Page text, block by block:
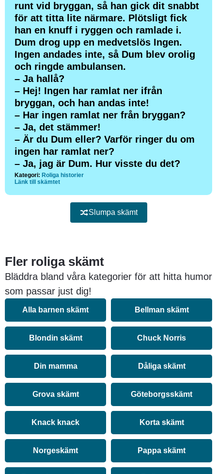
runt vid bryggan, så han gick dit snabbt
för att titta lite närmare. Plötsligt fick
han en knuff i ryggen och ramlade i.
Dum drog upp en medvetslös Ingen.
Ingen andades inte, så Dum blev orolig
och ringde ambulansen.
– Ja hallå?
– Hej! Ingen har ramlat ner ifrån
bryggan, och han andas inte!
– Har ingen ramlat ner från bryggan?
– Ja, det stämmer!
– Är du Dum eller? Varför ringer du om
ingen har ramlat ner?
– Ja, jag är Dum. Hur visste du det?
Kategori: Roliga historier
Länk till skämtet
Slumpa skämt
Fler roliga skämt
Bläddra bland våra kategorier för att hitta humor
som passar just dig!
Alla barnen skämt Bellman skämt
Blondin skämt Chuck Norris
Din mamma Dåliga skämt
Grova skämt Göteborgsskämt
Knack knack Korta skämt
Norgeskämt Pappa skämt